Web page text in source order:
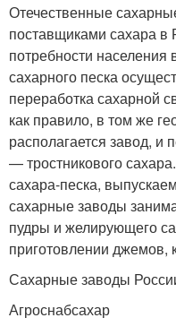
Отечественные
поставщиками сахара в
потребности населения
сахарного песка
переработка сахарной
как правило, в том же
располагается завод, и
— тростникового
сахара-песка,
сахарные заводы
пудры и желирующего
приготовлении
Сахарные заводы
Агроснабсахар